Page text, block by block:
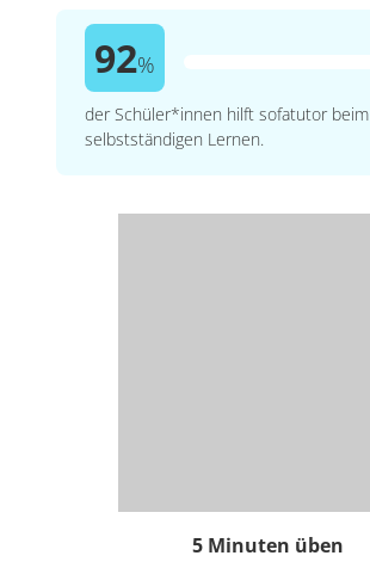
92%
der Schüler*innen hilft sofatutor beim
selbstständigen Lernen.
5 Minuten üben